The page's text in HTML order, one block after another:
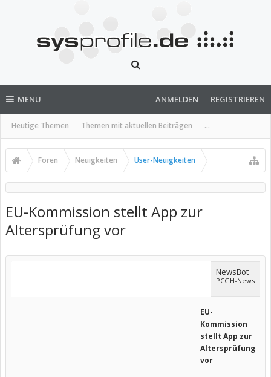
MENU
Heutige Themen Themen mit aktuellen Beiträgen ...
ANMELDEN REGISTRIEREN
Foren Neuigkeiten User-Neuigkeiten
EU-Kommission stellt App zur
Altersprüfung vor
NewsBot
PCGH-News
EU-
Kommission
stellt App zur
Altersprüfung
vor